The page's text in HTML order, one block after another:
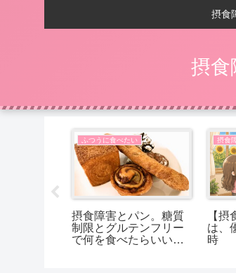
摂食
摂
ふつうに食べたい
摂食障害とパン。糖質
制限とグルテンフリー
で何を食べたらいいか
摂食
【
は、
時